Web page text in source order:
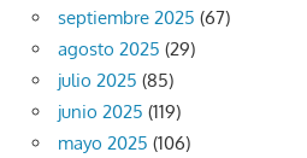
septiembre 2025 (67)
agosto 2025 (29)
julio 2025 (85)
junio 2025 (119)
mayo 2025 (106)